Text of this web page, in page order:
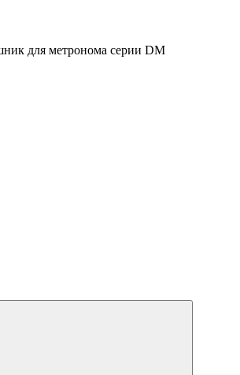
для метронома серии DM